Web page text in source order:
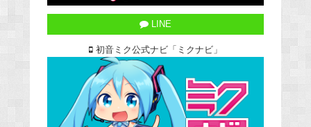
LINE
初音ミク公式ナビ「ミクナビ」